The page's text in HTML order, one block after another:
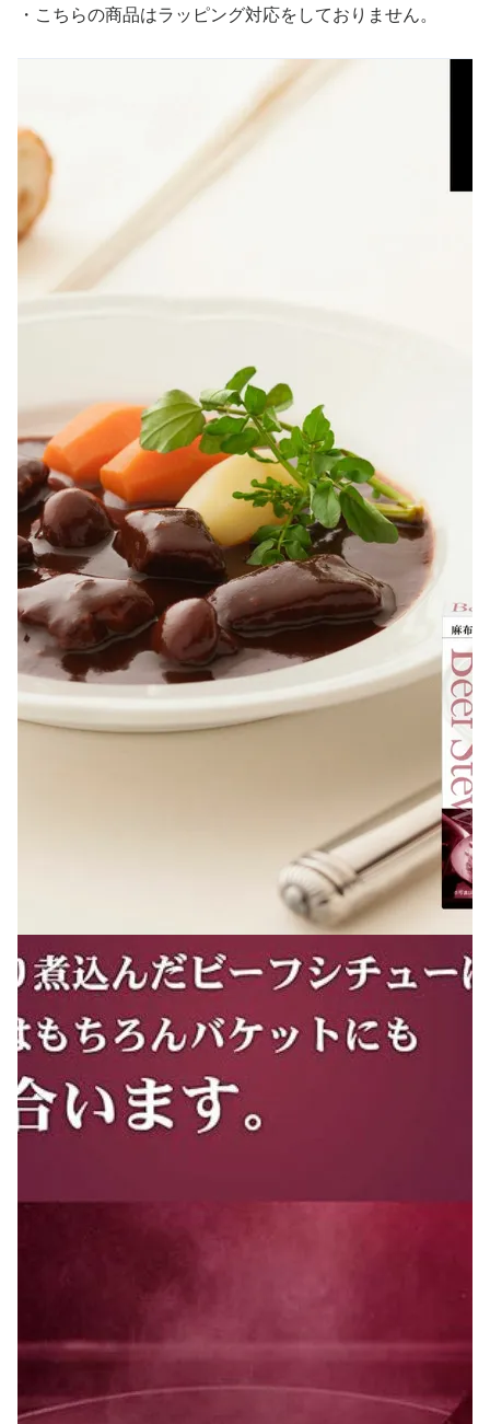
・こちらの商品はラッピング対応をしておりません。